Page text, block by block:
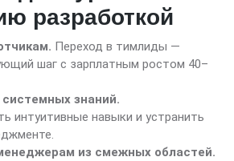
разработкой
Переход в тимлиды —
шаг с зарплатным ростом 40–
знаний.
интуитивные навыки и устранить
из смежных областей.